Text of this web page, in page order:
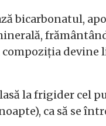
bicarbonatul,
devine
la frigider cel
ca să se